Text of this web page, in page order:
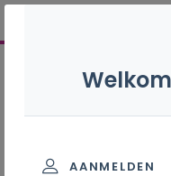
AANMELDEN